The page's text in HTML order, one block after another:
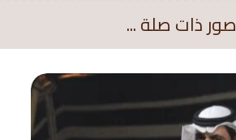
صور ذات صلة ...